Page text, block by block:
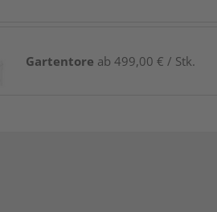
Gartentore ab 499,00 € / Stk.